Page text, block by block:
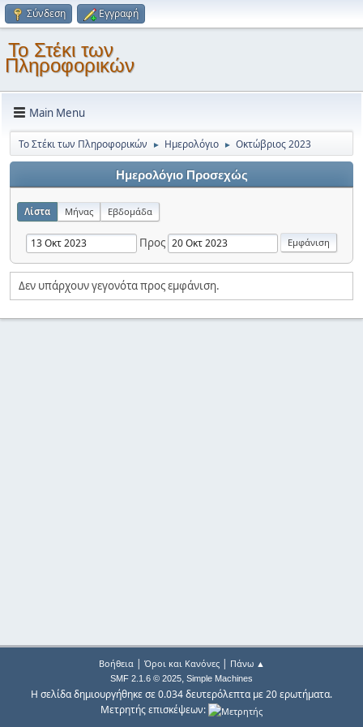
Σύνδεση Εγγραφή
Το Στέκι των
Πληροφορικών
Main Menu
Το Στέκι των Πληροφορικών ► Ημερολόγιο ► Οκτώβριος 2023
Ημερολόγιο Προσεχώς
Λίστα Μήνας Εβδομάδα
Προς
Δεν υπάρχουν γεγονότα προς εμφάνιση.
Βοήθεια| Όροι και Κανόνες| Πάνω ▲
SMF 2.1.6 © 2025, Simple Machines
Η σελίδα δημιουργήθηκε σε 0.034 δευτερόλεπτα με 20 ερωτήματα.
Μετρητής επισκέψεων: